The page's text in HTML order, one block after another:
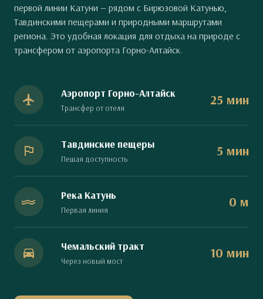
первой линии Катуни — рядом с Бирюзовой Катунью,
Тавдинскими пещерами и природными маршрутами
региона. Это удобная локация для отдыха на природе с
трансфером от аэропорта Горно-Алтайск.
Аэропорт Горно-Алтайск
Трансфер от отеля 25 мин
Тавдинские пещеры
Пешая доступность 5 мин
Река Катунь
Первая линия 0 м
Чемальский тракт
Через новый мост 10 мин